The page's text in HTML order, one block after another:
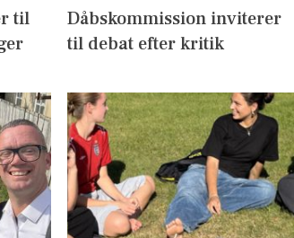
til
Dåbskommission inviterer
til debat efter kritik